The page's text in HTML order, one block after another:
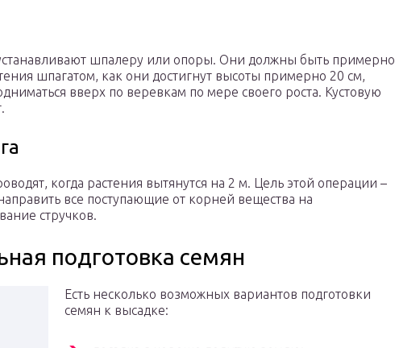
шпалеру или опоры. Они должны быть примерно
шпагатом, как они достигнут высоты примерно 20 см,
вверх по веревкам по мере своего роста. Кустовую
когда растения вытянутся на 2 м. Цель этой операции –
все поступающие от корней вещества на
стручков.
подготовка семян
Есть несколько возможных вариантов подготовки
семян к высадке: